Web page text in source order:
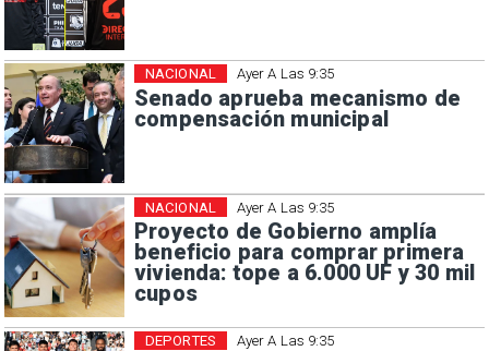
Ayer A Las 9:35
Senado aprueba mecanismo de
compensación municipal
NACIONAL
Ayer A Las 9:35
Proyecto de Gobierno amplía
beneficio para comprar primera
vivienda: tope a 6.000 UF y 30 mil
cupos
NACIONAL
Ayer A Las 9:35
DEPORTES